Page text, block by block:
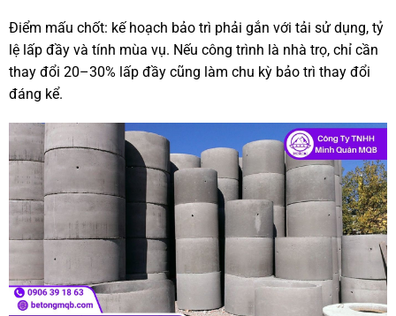
Điểm mấu chốt: kế hoạch bảo trì phải gắn với tải sử dụng, tỷ
lệ lấp đầy và tính mùa vụ. Nếu công trình là nhà trọ, chỉ cần
thay đổi 20–30% lấp đầy cũng làm chu kỳ bảo trì thay đổi
đáng kể.